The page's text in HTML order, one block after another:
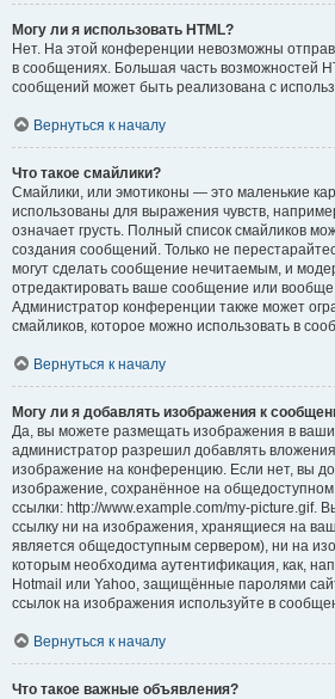
Могу ли я использовать HTML?
Нет. На этой конференции невозможны
в сообщениях. Большая часть возможностей
сообщений может быть реализована с
Вернуться к началу
Что такое смайлики?
Смайлики, или эмотиконы — это маленькие
использованы для выражения чувств,
означает грусть. Полный список смайликов
создания сообщений. Только не
могут сделать сообщение нечитаемым, и
отредактировать ваше сообщение или вообще
Администратор конференции также может
смайликов, которое можно использовать в
Вернуться к началу
Могу ли я добавлять изображения к
Да, вы можете размещать изображения в
администратор разрешил добавлять
изображение на конференцию. Если нет, вы
изображение, сохранённое на
ссылки: http://www.example.com/my-picture.gif.
ссылку ни на изображения, хранящиеся на
является общедоступным сервером), ни на
которым необходима аутентификация, как,
Hotmail или Yahoo, защищённые паролями
ссылок на изображения используйте в
Вернуться к началу
Что такое важные объявления?